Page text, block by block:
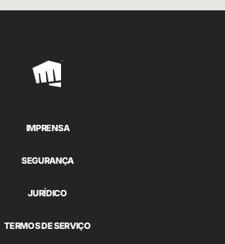
Riot
IMPRENSA
SEGURANÇA
JURÍDICO
TERMOS DE SERVIÇO